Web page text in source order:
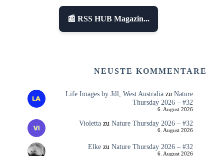
📰 RSS HUB Magazin...
NEUSTE KOMMENTARE
Life Images by Jill, West Australiazu Nature
Thursday 2026 – #32
6. August 2026
Violettazu Nature Thursday 2026 – #32
6. August 2026
Elkezu Nature Thursday 2026 – #32
6. August 2026